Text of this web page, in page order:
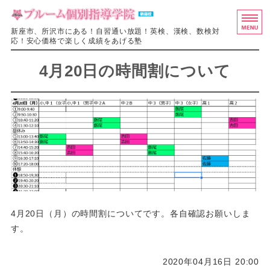
ブルーム個
新座市、所沢市にある！自習通い放題！英検、漢検、数検対
応！安心価格で楽しく成績をあげる塾
料金・授業システム
入塾の流れ
教室概要
お問い合わせ
4月20日の時間割について
4月20日（月）の時間割についてです。各自確認お願いしま
す。
2020年04月16日 20:00